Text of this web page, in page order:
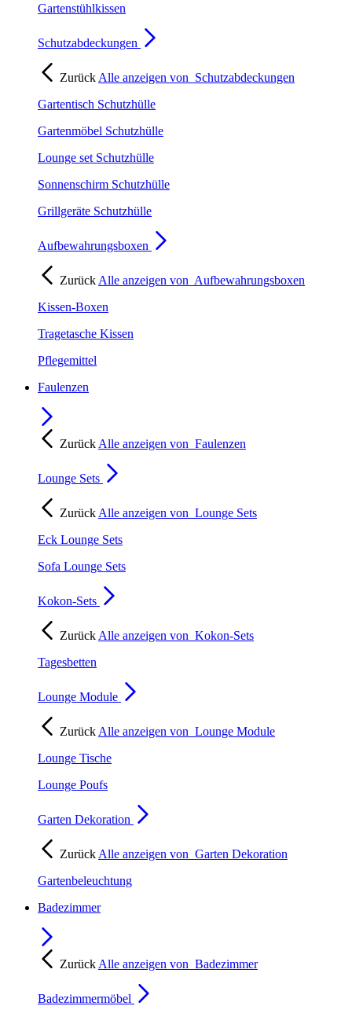
Gartenstühlkissen
Schutzabdeckungen
Zurück Alle anzeigen von Schutzabdeckungen
Gartentisch Schutzhülle
Gartenmöbel Schutzhülle
Lounge set Schutzhülle
Sonnenschirm Schutzhülle
Grillgeräte Schutzhülle
Aufbewahrungsboxen
Zurück Alle anzeigen von Aufbewahrungsboxen
Kissen-Boxen
Tragetasche Kissen
Pflegemittel
Faulenzen
Zurück Alle anzeigen von Faulenzen
Lounge Sets
Zurück Alle anzeigen von Lounge Sets
Eck Lounge Sets
Sofa Lounge Sets
Kokon-Sets
Zurück Alle anzeigen von Kokon-Sets
Tagesbetten
Lounge Module
Zurück Alle anzeigen von Lounge Module
Lounge Tische
Lounge Poufs
Garten Dekoration
Zurück Alle anzeigen von Garten Dekoration
Gartenbeleuchtung
Badezimmer
Zurück Alle anzeigen von Badezimmer
Badezimmermöbel